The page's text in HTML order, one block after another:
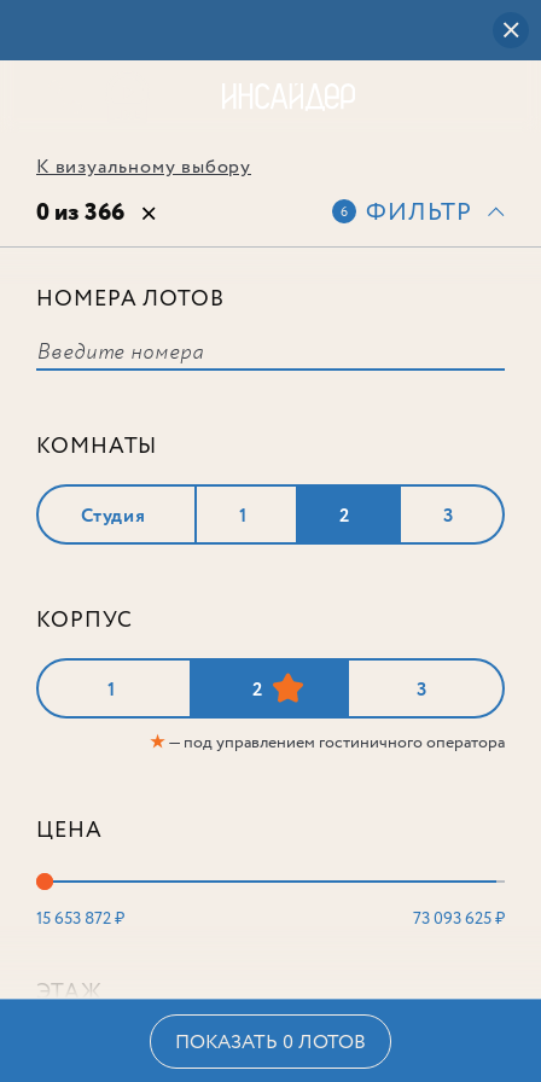
К визуальному выбору
0 из 366 6 ФИЛЬТР
НОМЕРА ЛОТОВ
КОМНАТЫ
Студия 1 2 3
КОРПУС
1 2 3
★— под управлением гостиничного оператора
ЦЕНА
15 653 872 ₽ 73 093 625 ₽
ЭТАЖ
ПОКАЗАТЬ 0 ЛОТОВ
соответствует ни одного лота